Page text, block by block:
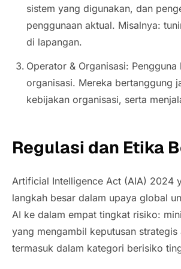
sistem yang digunakan, dan
penggunaan aktual. Misalnya:
di lapangan.
Operator & Organisasi:
organisasi. Mereka bertanggung
kebijakan organisasi, serta
Regulasi dan Etika
Artificial Intelligence Act (AIA) 2024
langkah besar dalam upaya global
AI ke dalam empat tingkat risiko:
yang mengambil keputusan
termasuk dalam kategori berisiko